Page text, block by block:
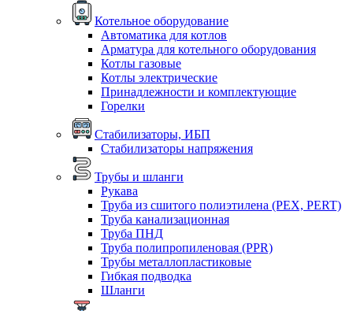
Котельное оборудование
Автоматика для котлов
Арматура для котельного оборудования
Котлы газовые
Котлы электрические
Принадлежности и комплектующие
Горелки
Стабилизаторы, ИБП
Стабилизаторы напряжения
Трубы и шланги
Рукава
Труба из сшитого полиэтилена (PEX, PERT)
Труба канализационная
Труба ПНД
Труба полипропиленовая (PPR)
Трубы металлопластиковые
Гибкая подводка
Шланги